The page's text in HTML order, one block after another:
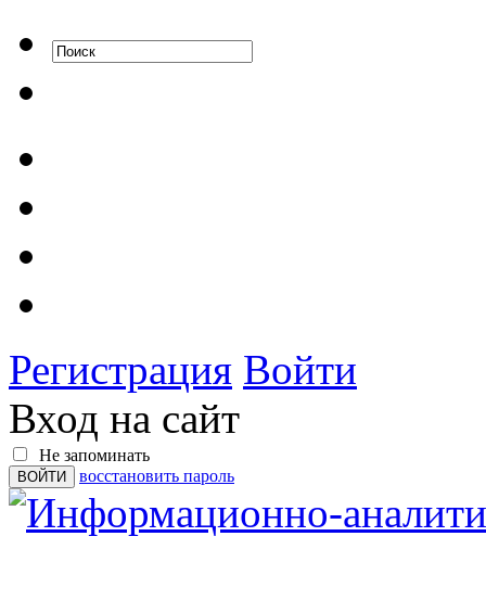
Регистрация Войти
Вход на сайт
Не запоминать
восстановить пароль